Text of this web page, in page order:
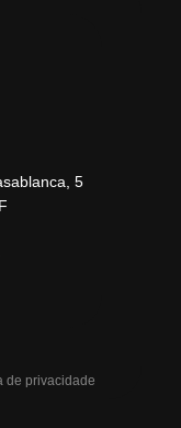
5
de privacidade